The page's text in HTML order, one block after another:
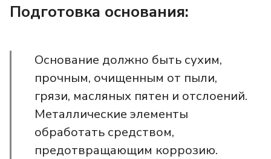
Подготовка основания:
Основание должно быть сухим,
прочным, очищенным от пыли,
грязи, масляных пятен и отслоений.
Металлические элементы
обработать средством,
предотвращающим коррозию.